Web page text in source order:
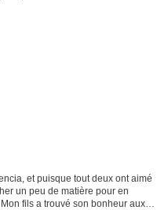
et puisque tout deux ont aimé
un peu de matière pour en
fils a trouvé son bonheur aux